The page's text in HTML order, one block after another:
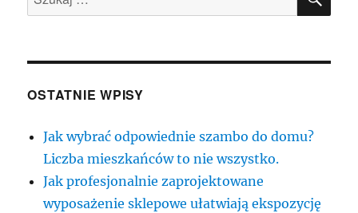
OSTATNIE WPISY
Jak wybrać odpowiednie szambo do domu?
Liczba mieszkańców to nie wszystko.
Jak profesjonalnie zaprojektowane
wyposażenie sklepowe ułatwiają ekspozycję